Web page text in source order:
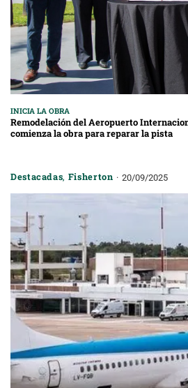
INICIA LA OBRA
Remodelación del Aeropuerto
comienza la obra para reparar la pista
Destacadas, Fisherton 20/09/2025